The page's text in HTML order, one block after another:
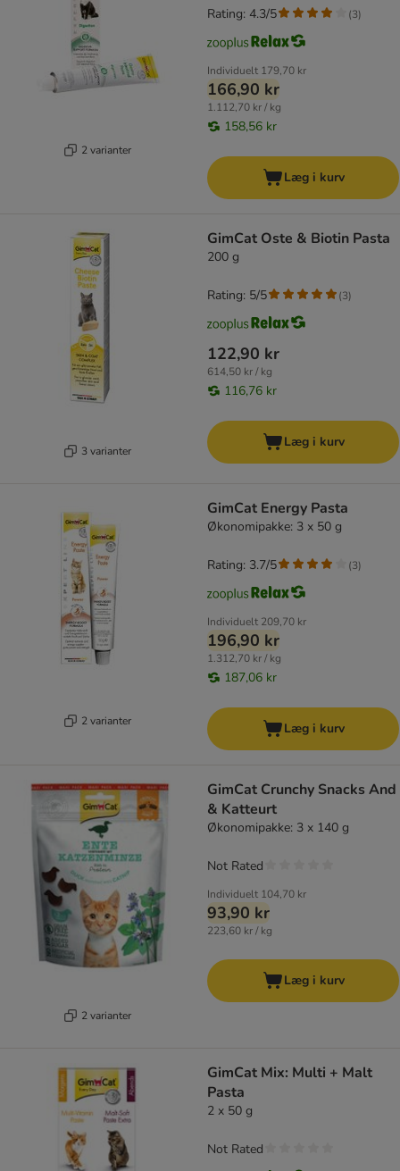
2 varianter
Individuelt 179,70 kr
166,90 kr
1.112,70 kr / kg
158,56 kr
Rating: 4.3/5 (3)
Læg i kurv
3 varianter
GimCat Oste & Biotin Pasta
200 g
122,90 kr
614,50 kr / kg
116,76 kr
Rating: 5/5 (3)
Læg i kurv
2 varianter
GimCat Energy Pasta
Økonomipakke: 3 x 50 g
Individuelt 209,70 kr
196,90 kr
1.312,70 kr / kg
187,06 kr
Rating: 3.7/5 (3)
Læg i kurv
2 varianter
GimCat Crunchy Snacks And
& Katteurt
Økonomipakke: 3 x 140 g
Individuelt 104,70 kr
93,90 kr
223,60 kr / kg
Not Rated
Læg i kurv
GimCat Mix: Multi + Malt
Pasta
2 x 50 g
Not Rated